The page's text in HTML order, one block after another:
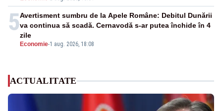
5
Economie-1 aug. 2026, 18:08
Avertisment sumbru de la Apele Române: Debitul Dunării
va continua să scadă. Cernavodă s-ar putea închide în 4
zile
ACTUALITATE